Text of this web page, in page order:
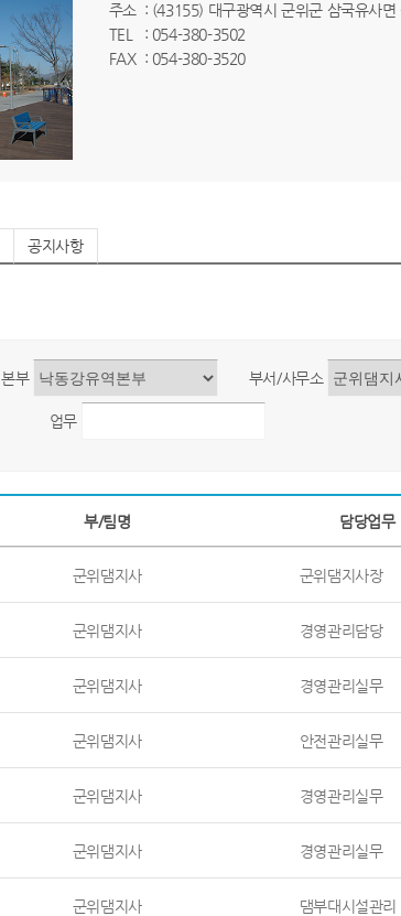
주소 : (43155) 대구광역시 군위군 삼국유사
TEL
: 054-380-3502
FAX : 054-380-3520
공지사항
본부 부서/사무소
업무
부/팀명 담당업무
군위댐지사 군위댐지사장
군위댐지사 경영관리담당
군위댐지사 경영관리실무
군위댐지사 안전관리실무
군위댐지사 경영관리실무
군위댐지사 경영관리실무
군위댐지사 댐부대시설관리